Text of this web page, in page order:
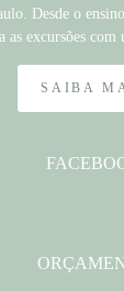
Desde o
as excursões com
SAIBA